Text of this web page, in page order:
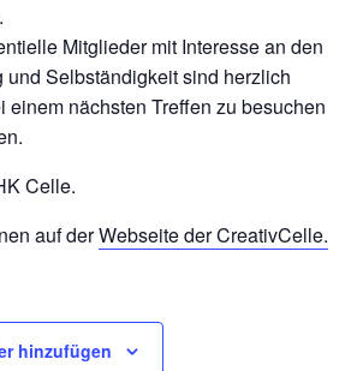
Mitglieder mit Interesse an den
und Selbständigkeit sind herzlich
einem nächsten Treffen zu besuchen
Celle.
auf derWebseite der CreativCelle.
hinzufügen